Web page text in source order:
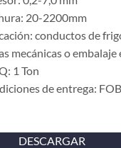
20-2200mm
conductos de
mecánicas o
1 Ton
de entrega:
DESCARGAR